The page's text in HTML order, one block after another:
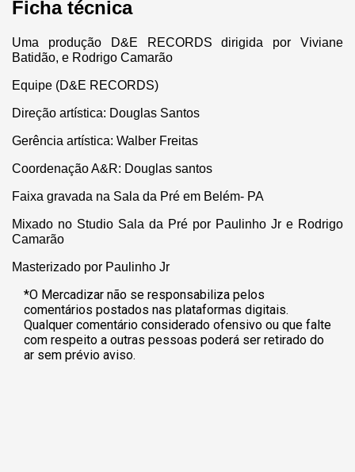
Ficha técnica
Uma produção D&E RECORDS dirigida por Viviane
Batidão, e Rodrigo Camarão
Equipe (D&E RECORDS)
Direção artística: Douglas Santos
Gerência artística: Walber Freitas
Coordenação A&R: Douglas santos
Faixa gravada na Sala da Pré em Belém- PA
Mixado no Studio Sala da Pré por Paulinho Jr e Rodrigo
Camarão
Masterizado por Paulinho Jr
*O Mercadizar não se responsabiliza pelos
comentários postados nas plataformas digitais.
Qualquer comentário considerado ofensivo ou que falte
com respeito a outras pessoas poderá ser retirado do
ar sem prévio aviso.